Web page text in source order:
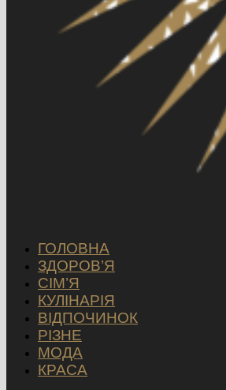
ГОЛОВНА
ЗДОРОВ’Я
СІМ’Я
КУЛІНАРІЯ
ВІДПОЧИНОК
РІЗНЕ
МОДА
КРАСА